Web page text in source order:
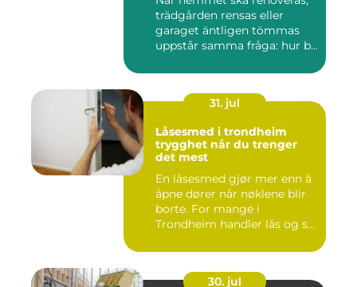
trädgården rensas eller
garaget äntligen tömmas
uppstår samma fråga: hur b...
31. jul
Låsesmed i trondheim
trygghet når du trenger
det mest
En låsesmed gjør mer enn å
åpne dører når nøklene blir
borte. For mange i
Trondheim handler lås og s...
30. jul